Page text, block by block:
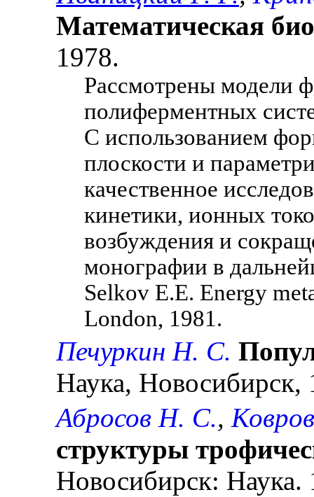
Математическая
1978.
Рассмотрены модели
полиферментных
С использованием
плоскости и
качественное
кинетики, ионных
возбуждения и
монографии в
Selkov E.E. Energy
London, 1981.
Печуркин Н. С.
Наука, Новосибирск,
Абросов Н. С.,
структуры
Новосибирск: Наука.